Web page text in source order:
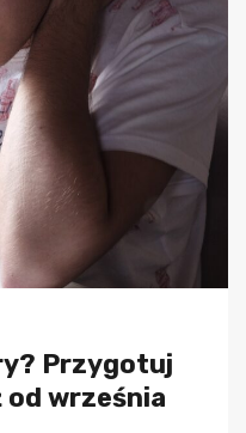
Przygotuj
od września